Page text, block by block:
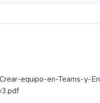
equipo-en-Teams-y-